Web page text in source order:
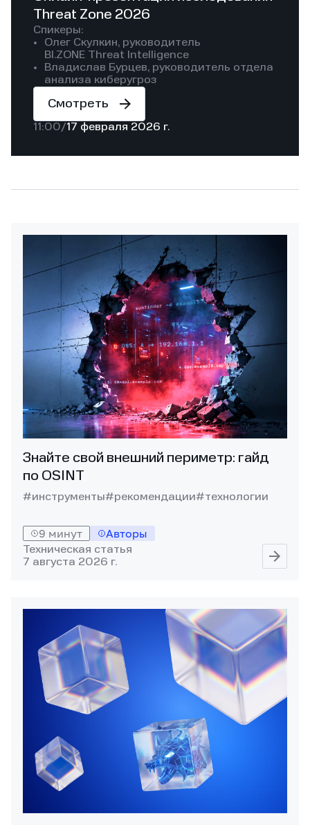
Threat Zone 2026
Спикеры:
Олег Скулкин, руководитель
BI.ZONE Threat Intelligence
Владислав Бурцев, руководитель отдела
анализа киберугроз
Смотреть
11:00/17 февраля 2026 г.
Знайте свой внешний периметр: гайд
по OSINT
#инструменты#рекомендации#технологии
9 минут Авторы
Техническая статья
7 августа 2026 г.